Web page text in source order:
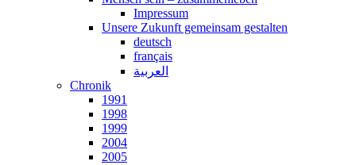
Impressum
Unsere Zukunft gemeinsam gestalten
deutsch
français
العربية
Chronik
1991
1998
1999
2004
2005